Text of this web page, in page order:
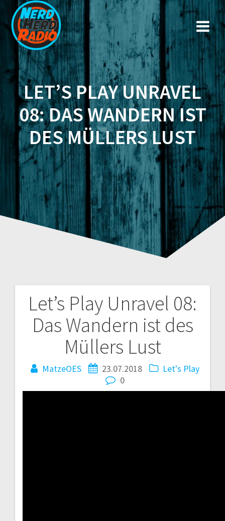
Zum
Inhalt
springen
LET’S PLAY UNRAVEL
08: DAS WANDERN IST
DES MÜLLERS LUST
Let’s Play Unravel 08:
Das Wandern ist des
Müllers Lust
MatzeOES 23.07.2018
Let's Play
0
Beitragsnavigation